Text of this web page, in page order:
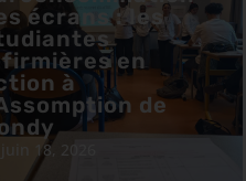
écrans : les
en
à
de
juin 18, 2026